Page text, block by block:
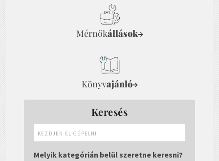
Mérnökállások→
Könyvajánló→
Keresés
el
gépelni...
Melyik kategórián belül szeretne keresni?